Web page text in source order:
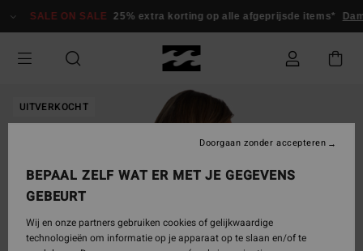
naar
SALE ON SALE 25% extra korting op alle afgeprijsde items*
UITVERKOCHT
BEPAAL ZELF WAT ER MET JE GEGEVENS
GEBEURT
Wij en onze partners gebruiken cookies of gelijkwaardige
technologieën om informatie op je apparaat op te slaan en/of te
Doorgaan zonder accepteren